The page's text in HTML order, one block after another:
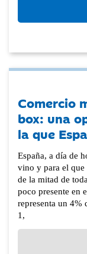
Comercio
box: una
la que
España, a día de
vino y para el que
de la mitad de
poco presente en
representa un 4%
1,